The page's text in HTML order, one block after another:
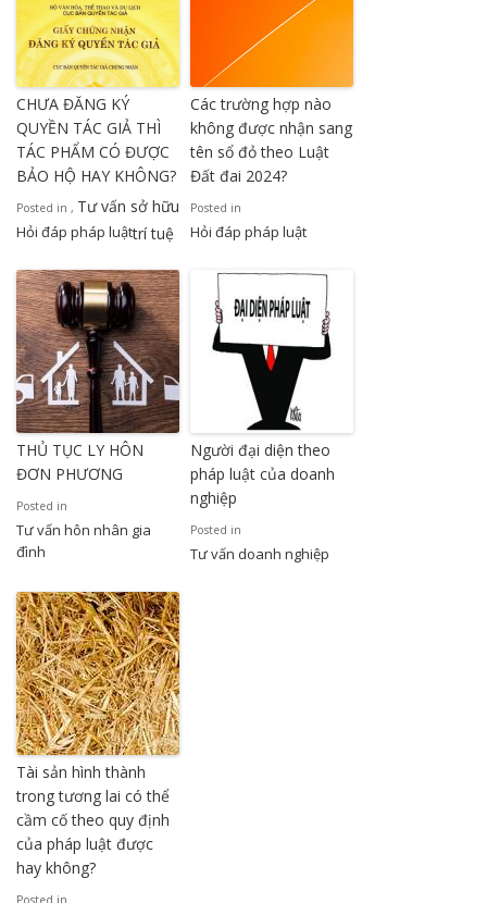
CHƯA ĐĂNG KÝ
QUYỀN TÁC GIẢ THÌ
TÁC PHẨM CÓ ĐƯỢC
BẢO HỘ HAY KHÔNG?
Posted in
Hỏi đáp pháp luật
, Tư vấn sở hữu
trí tuệ
Các trường hợp nào
không được nhận sang
tên sổ đỏ theo Luật
Đất đai 2024?
Posted in
Hỏi đáp pháp luật
THỦ TỤC LY HÔN
ĐƠN PHƯƠNG
Posted in
Tư vấn hôn nhân gia
đình
Người đại diện theo
pháp luật của doanh
nghiệp
Posted in
Tư vấn doanh nghiệp
Tài sản hình thành
trong tương lai có thể
cầm cố theo quy định
của pháp luật được
hay không?